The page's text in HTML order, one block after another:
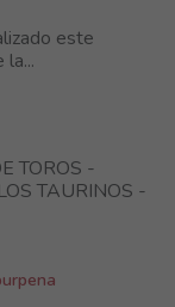
este
TOROS -
TAURINOS -